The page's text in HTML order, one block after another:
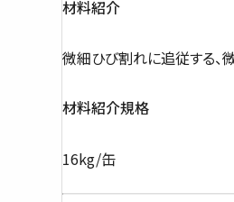
材料紹介
微細ひび割れに追従する、
材料紹介規格
16kg/缶